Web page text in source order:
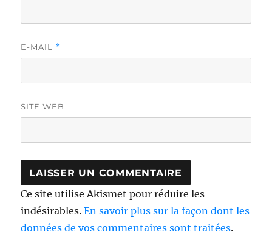
E-MAIL *
SITE WEB
Ce site utilise Akismet pour réduire les
indésirables.En savoir plus sur la façon dont les
données de vos commentaires sont traitées.